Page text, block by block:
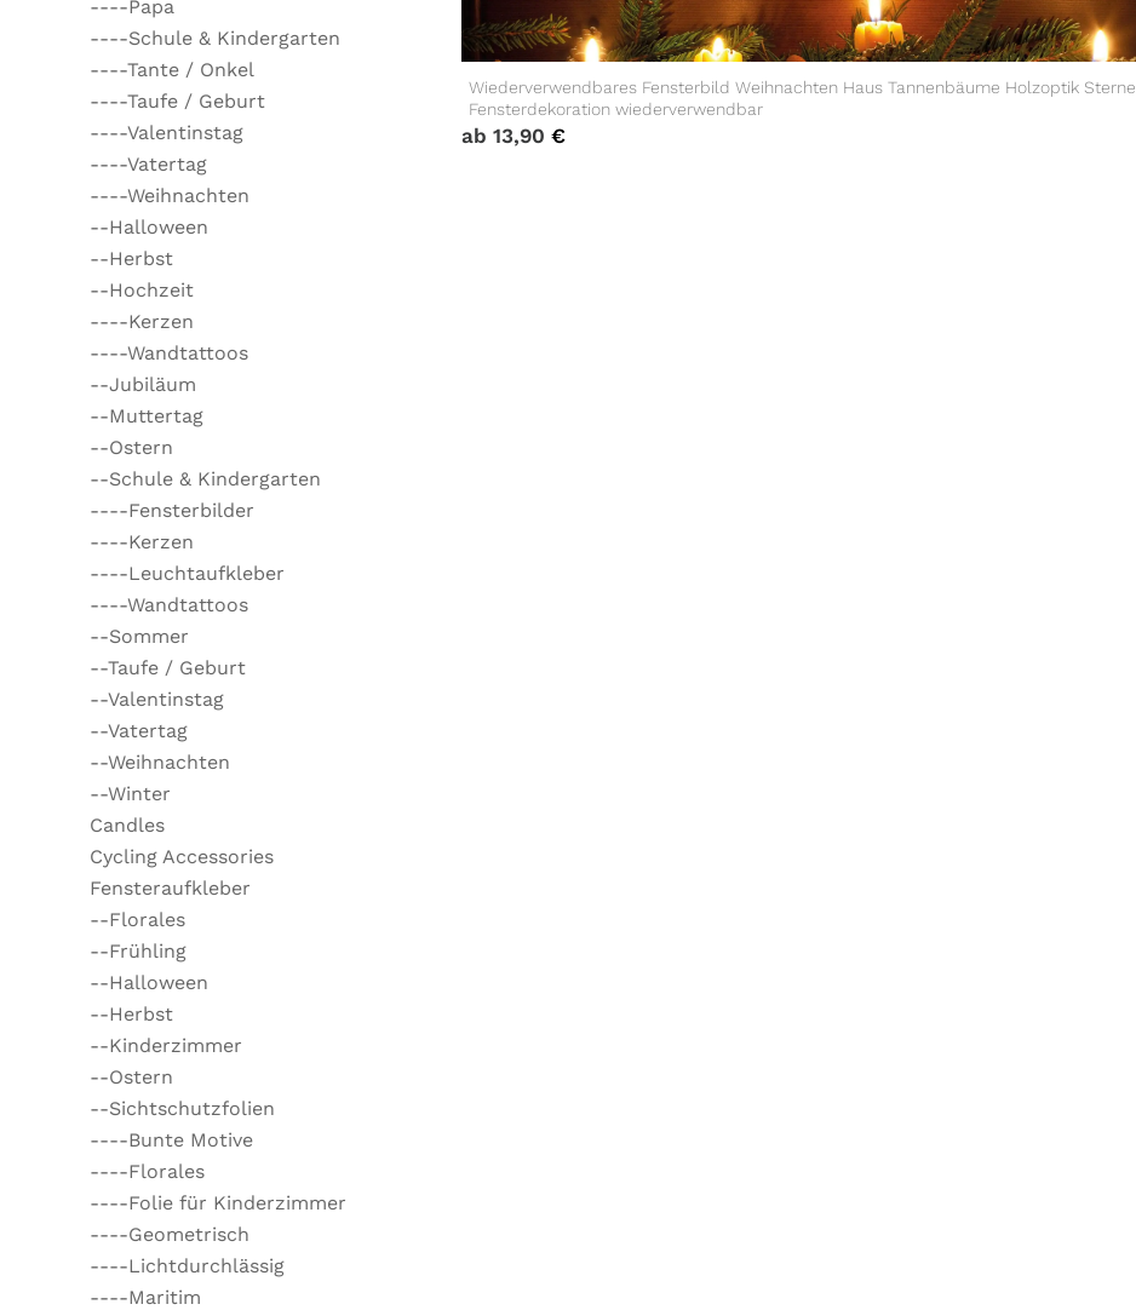
----Papa
----Schule & Kindergarten
----Tante / Onkel
----Taufe / Geburt
----Valentinstag
----Vatertag
----Weihnachten
--Halloween
--Herbst
--Hochzeit
----Kerzen
----Wandtattoos
--Jubiläum
--Muttertag
--Ostern
--Schule & Kindergarten
----Fensterbilder
----Kerzen
----Leuchtaufkleber
----Wandtattoos
--Sommer
--Taufe / Geburt
--Valentinstag
--Vatertag
--Weihnachten
--Winter
Candles
Cycling Accessories
Fensteraufkleber
--Florales
--Frühling
--Halloween
--Herbst
--Kinderzimmer
--Ostern
--Sichtschutzfolien
----Bunte Motive
----Florales
----Folie für Kinderzimmer
----Geometrisch
----Lichtdurchlässig
----Maritim
Wiederverwendbares Fensterbild Weihnachten Haus Tannenbäume Holzoptik Sterne
Fensterdekoration wiederverwendbar
ab 13,90 €